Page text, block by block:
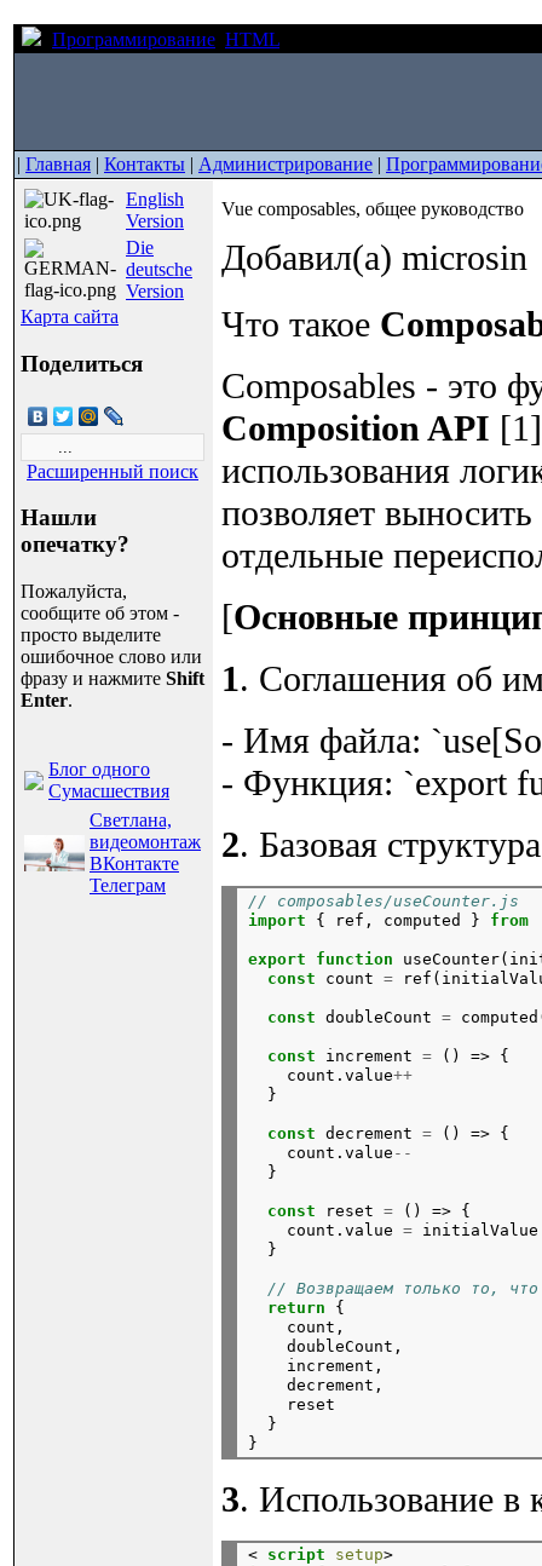
Программирование HTML
| Главная | Контакты | Администрирование |
English
Version
Die
deutsche
Version
Карта сайта
Поделиться
Расширенный поиск
Нашли
опечатку?
Пожалуйста,
сообщите об этом -
просто выделите
ошибочное слово или
фразу и нажмите Shift
Enter.
Блог одного
Сумасшествия
Светлана,
видеомонтаж
ВКонтакте
Телеграм
Vue composables, общее руководство
Добавил(а) microsin
Что такое
Composables - это
Composition API
использования
позволяет
отдельные
[Основные
1. Соглашения об
- Имя файла:
- Функция: `export
2. Базовая структура
// composables/useCounter.js
import
{ ref, computed } from
export function
const
count =
const doubleCount =
const increment = () => {
count.value++
}
const decrement = () => {
count.value --
}
const reset = () => {
count.value
= initialValue
}
// Возвращаем только то, что
return
{
count,
doubleCount,
increment,
decrement,
reset
}
3. Использование в
< script setup>